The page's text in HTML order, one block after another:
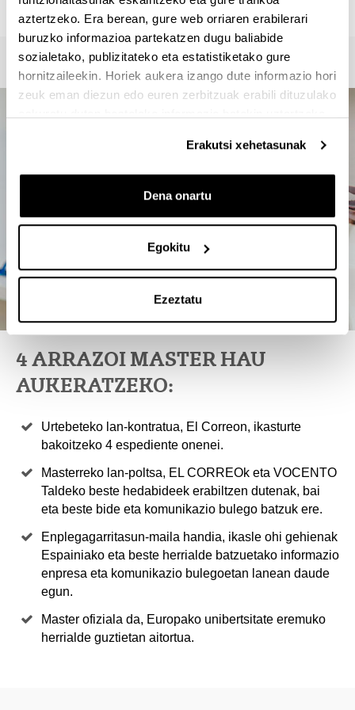
aztertzeko. Era berean, gure web orriaren erabilerari
buruzko informazioa partekatzen dugu baliabide
sozialetako, publizitateko eta estatistiketako gure
hornitzaileekin. Horiek aukera izango dute informazio hori
zeuk eman diezun edo euren zerbitzuak erabili dituzulako
Erakutsi xehetasunak
Dena onartu
Egokitu
Ezeztatu
4 ARRAZOI MASTER HAU
AUKERATZEKO:
Urtebeteko lan-kontratua, El Correon, ikasturte
bakoitzeko 4 espediente onenei.
Masterreko lan-poltsa, EL CORREOk eta VOCENTO
Taldeko beste hedabideek erabiltzen dutenak, bai
eta beste bide eta komunikazio bulego batzuk ere.
Enplegagarritasun-maila handia, ikasle ohi gehienak
Espainiako eta beste herrialde batzuetako informazio
enpresa eta komunikazio bulegoetan lanean daude
egun.
Master ofiziala da, Europako unibertsitate eremuko
herrialde guztietan aitortua.